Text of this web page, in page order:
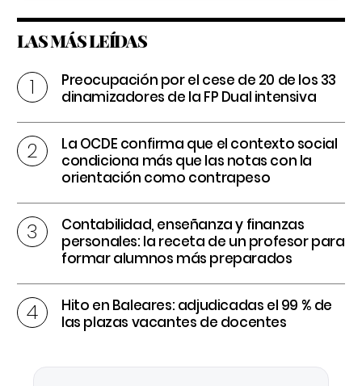
LAS MÁS LEÍDAS
Preocupación por el cese de 20 de los 33
dinamizadores de la FP Dual intensiva
La OCDE confirma que el contexto social
condiciona más que las notas con la
orientación como contrapeso
Contabilidad, enseñanza y finanzas
personales: la receta de un profesor para
formar alumnos más preparados
Hito en Baleares: adjudicadas el 99 % de
las plazas vacantes de docentes